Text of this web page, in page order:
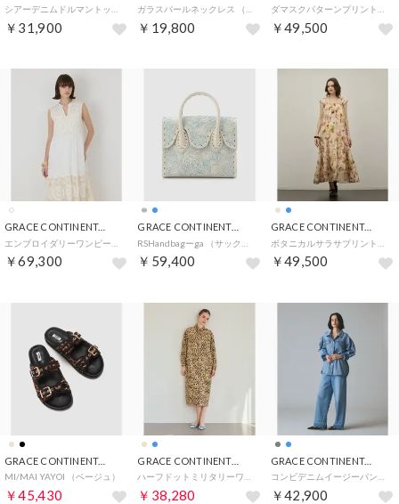
￥31,900 ￥19,800 ￥49,500
GRACE CONTINENTAL
￥69,300
GRACE CONTINENTAL
￥59,400
GRACE CONTINENTAL
￥49,500
GRACE CONTINENTAL
MI/MAI YAYOI （ベージュ）
￥45,430
GRACE CONTINENTAL
￥38,280
GRACE CONTINENTAL
￥42,900